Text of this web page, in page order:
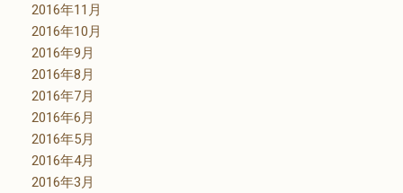
2016年11月
2016年10月
2016年9月
2016年8月
2016年7月
2016年6月
2016年5月
2016年4月
2016年3月